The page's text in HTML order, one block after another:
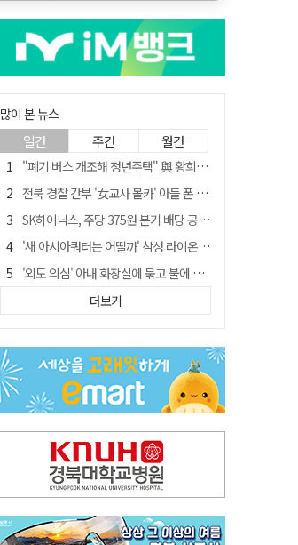
많이 본 뉴스
일간 주간 월간
"폐기 버스 개조해 청년주택" 與 황희…'딸 학비는 年 4200만원'
전북 경찰 간부 '女교사 몰카' 아들 폰 부수고…"처벌 못하는 사안" 내부망에 글
SK하이닉스, 주당 375원 분기 배당 공시…"3분기 중 주주환원 방안 확정"
'새 아시아쿼터는 어떨까' 삼성 라이온즈, 새 얼굴 투수 미야모리 영입
'외도 의심' 아내 화장실에 묶고 불에 달군 공구로 고문…남편 검거
박권현 청도군수, '햇빛 연금 사업' 공약 시동걸어
경찰, 9월 초부터 상피제 전격 실시…가족 사건 수사 못해
"3세 아동 학대"…대구 북구 국공립어린이집 교사 2명 검찰 송치
봉화서 주택 에어컨 실외기에서 시작된 불… 주택 화재로 번져
더보기